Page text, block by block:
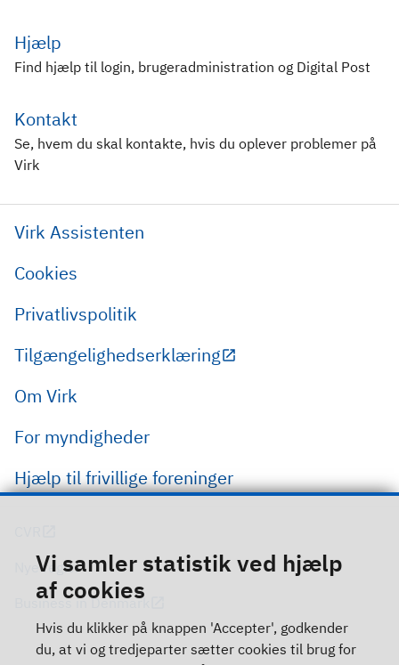
Vi samler statistik ved hjælp
af cookies
Hvis du klikker på knappen 'Accepter', godkender
du, at vi og tredjeparter sætter cookies til brug for
Hjælp
Find hjælp til login, brugeradministration og Digital Post
Kontakt
Se, hvem du skal kontakte, hvis du oplever problemer på
Virk
Virk Assistenten
Cookies
Privatlivspolitik
Tilgængelighedserklæring
Om Virk
For myndigheder
Hjælp til frivillige foreninger
Nye regler
Business in Denmark